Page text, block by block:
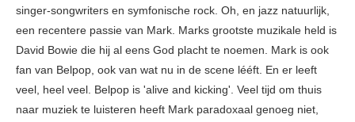
singer-songwriters en symfonische rock. Oh, en jazz natuurlijk,
een recentere passie van Mark. Marks grootste muzikale held is
David Bowie die hij al eens God placht te noemen. Mark is ook
fan van Belpop, ook van wat nu in de scene lééft. En er leeft
veel, heel veel. Belpop is 'alive and kicking'. Veel tijd om thuis
naar muziek te luisteren heeft Mark paradoxaal genoeg niet,